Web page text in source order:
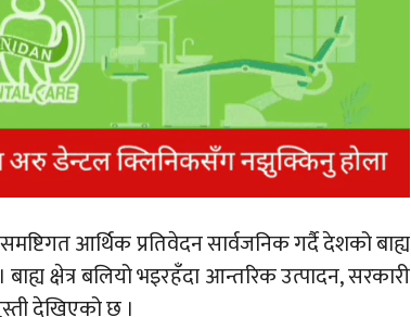
आर्थिक प्रतिवेदन सार्वजनिक गर्दै देशको बाह्य
क्षेत्र बलियो भइरहँदा आन्तरिक उत्पादन, सरकारी
देखिएको छ ।